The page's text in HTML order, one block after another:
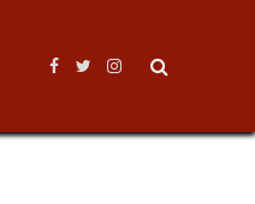
Facebook
TwitterInstagram